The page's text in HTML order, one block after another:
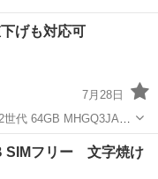
げも対応可
7月28日
世代 64GB MHGQ3JA
• CPU... A13 Hexa /
SIMフリー 文字焼け